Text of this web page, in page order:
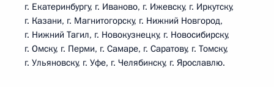
г. Екатеринбургу, г. Иваново, г. Ижевску, г. Иркутску,
г. Казани, г. Магнитогорску, г. Нижний Новгород,
г. Нижний Тагил, г. Новокузнецку, г. Новосибирску,
г. Омску, г. Перми, г. Самаре, г. Саратову, г. Томску,
г. Ульяновску, г. Уфе, г. Челябинску, г. Ярославлю.